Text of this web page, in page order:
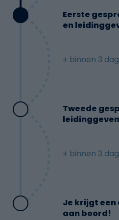
± binnen 3
Eerste
en
± binnen 3
Tweede
Je krijgt een
aan boord!